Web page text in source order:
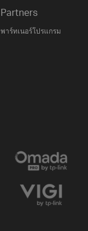
Partners
พาร์ทเนอร์โปรแกรม